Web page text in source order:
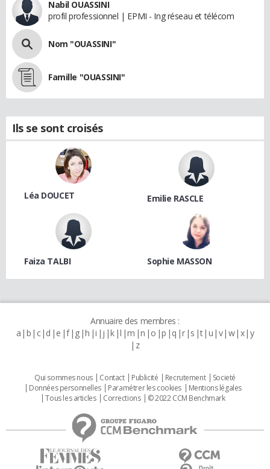
Nabil OUASSINI
profil professionnel | EPMI - Ing réseau et télécom
Nom "OUASSINI"
Famille "OUASSINI"
Ils se sont croisés
Léa DOUCET Emilie RASCLE
Faiza TALBI Sophie MASSON
Annuaire des membres :
a b c d e f g h i j k l m n o p q r s t u v w x y
z
Qui sommes nous Contact Publicité Recrutement
Societé
Données personnelles
Paramétrer les cookies
Mentions légales
Tous les articles
Corrections © 2022 CCM Benchmark